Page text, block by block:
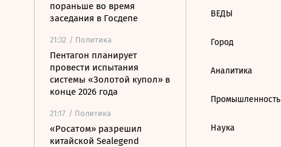
пораньше во время
заседания в Госдепе
21:32 / Политика
Пентагон планирует
провести испытания
системы «Золотой купол» в
конце 2026 года
21:17 / Политика
«Росатом» разрешил
китайской Sealegend
ВЕДЫ
Город
Аналитика
Промышленность
Наука